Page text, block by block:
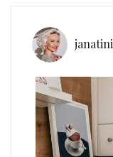
janatini